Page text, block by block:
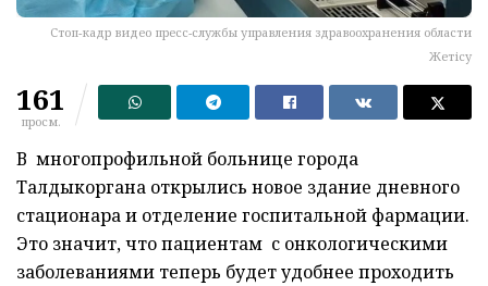
Стоп-кадр видео пресс-службы управления здравоохранения области
Жетісу
161
просм.
В многопрофильной больнице города
Талдыкоргана открылись новое здание дневного
стационара и отделение госпитальной фармации.
Это значит, что пациентам с онкологическими
заболеваниями теперь будет удобнее проходить